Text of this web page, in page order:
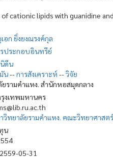
cationic lipids with guanidine
อก ยิ่งยงณรงค์กุล
ประกอบอินทรีย์
ดีน
น--การสังเคราะห์ --วิจัย
รามคำแหง. สำนักหอสมุดกลาง
งเทพมหานคร
วิทยาลัยรามคำแหง. คณะวิทยาศาสต
น
2559-05-31